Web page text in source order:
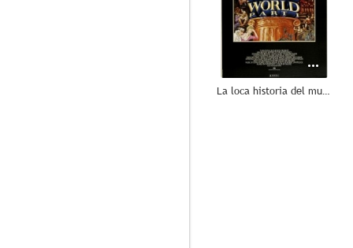
La loca historia del mundo